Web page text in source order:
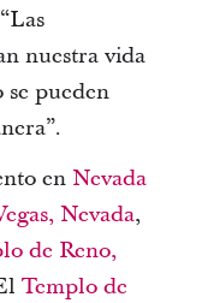
nuestra vida
pueden
en Nevada
Nevada,
de Reno,
Templo de